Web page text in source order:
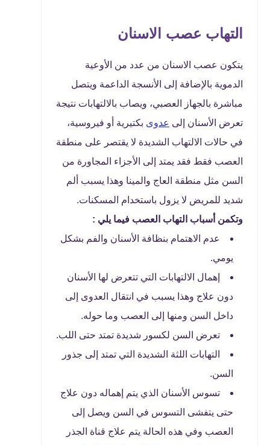
التهاب عصب الاسنان
يتكون عصب الاسنان من عدد من الأوعية
الدموية بالإضافة إلى الأنسجة الداعمة ويتصل
مباشرة بالجهاز العصبي، ويصاب بالالتهابات نتيجة
تعرض الأسنان إلى عدوى بكتيرية أو فيروسية،
في حالات الالتهاب الشديدة لا يقتصر على منطقة
العصب فقط فقد يمتد إلى الأجزاء المجاورة من
السن مثل منطقة العاج والمينا وهذا يسبب ألم
شديد للمريض لا يزول باستخدام المسكنات.
وتكمن أسباب التهاب العصب فيما يلي :
عدم الاهتمام بنظافة الأسنان والفم بشكل
يومي.
إهمال الالتهابات التي تتعرض لها الأسنان
دون علاج وهذا يسبب في انتقال العدوى إلى
داخل السن ومنها إلى العصب وما حوله.
تعرض السن لكسور شديدة تمتد حتى اللب.
التهابات اللثة الشديدة التي تمتد إلى جذور
السن.
تسوس الأسنان الذي يتم إهماله دون علاج
حتى يتفشى التسوس في السن ويصل إلى
العصب وفي هذه الحالة يتم علاج قناة الجذر